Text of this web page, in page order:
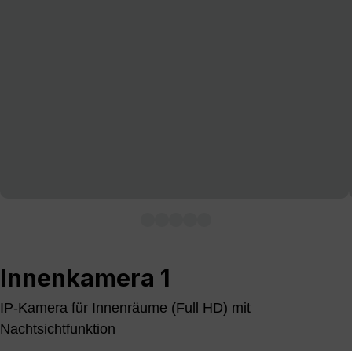
Innenkamera 1
IP-Kamera für Innenräume (Full HD) mit
Nachtsichtfunktion